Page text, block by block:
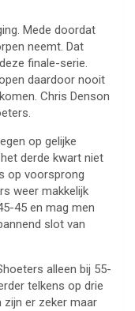
Mede doordat
neemt. Dat
finale-serie.
daardoor nooit
Chris Denson
op gelijke
derde kwart niet
op voorsprong
weer makkelijk
45 en mag men
slot van
alleen bij 55-
telkens op drie
er zeker maar